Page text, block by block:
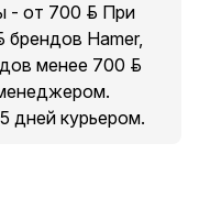
7,5 кВт
рукав 4
для воздуха,
- от 700 р. При
брендов Hamer,
менее 700 р.
дней курьером.